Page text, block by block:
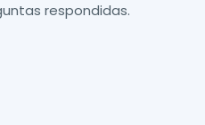
respondidas.